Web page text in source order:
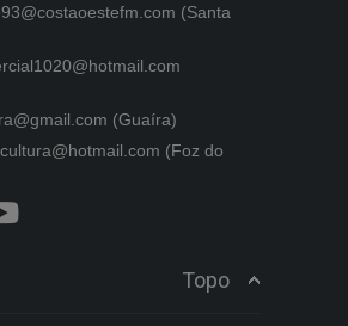
(Santa
(Guaíra)
(Foz do
Topo